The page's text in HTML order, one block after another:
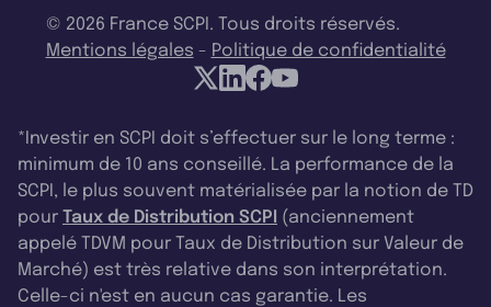
© 2026 France SCPI. Tous droits réservés.
Mentions légales - Politique de confidentialité
*Investir en SCPI doit s’effectuer sur le long terme :
minimum de 10 ans conseillé. La performance de la
SCPI, le plus souvent matérialisée par la notion de TD
pour Taux de Distribution SCPI (anciennement
appelé TDVM pour Taux de Distribution sur Valeur de
Marché) est très relative dans son interprétation.
Celle-ci n'est en aucun cas garantie. Les